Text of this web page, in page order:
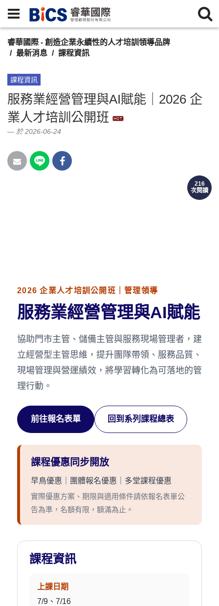
睿華國際 - 創造企業永續性的人才培訓領導品牌
最新消息
課程資訊
課程資訊
服務業經營管理與AI賦能｜2026 企
業人才培訓公開班
於 2026-06-24
216
次閱讀
2026 企業人才培訓公開班｜管理領導
服務業經營管理與AI賦能
協助門市主管、儲備主管與服務現場管理者，建
立經營型主管思維，提升團隊帶領、服務品質、
現場管理與營運績效，將學習轉化為可落地的管
理行動。
前往報名表單 回到系列課程總表
課程優惠同步開放
早鳥優惠｜團體報名優惠｜多堂課程優惠
實際優惠方案、期限與適用條件請依報名表單公
告為準，名額有限，額滿為止。
課程資訊
上課日期
7/9、7/16